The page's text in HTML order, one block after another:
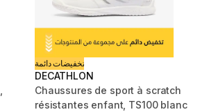
تخفيضات دائمة
DECATHLON
Chaussures de sport à scratch
résistantes enfant, TS100 blanc